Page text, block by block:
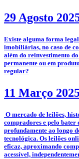
29 Agosto
­Existe alguma forma
imobiliárias, no caso de
além do reinvestimento
permanente ou em
regular?
11 Março
O mercado de leilões,
compradores e pelo
profundamente ao longo
tecnológica. Os leilões
eficaz, aproximando
acessível,